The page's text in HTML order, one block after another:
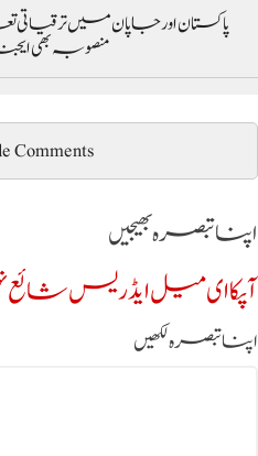
منصوبہ بھی
Comments
اپنا تبصرہ بھیجیں
آپکا ای میل ایڈریس
اپنا تبصرہ لکھیں